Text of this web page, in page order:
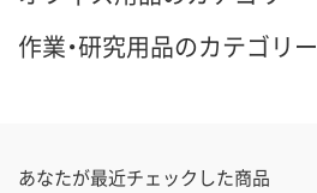
作業・研究用品のカテゴリー
あなたが最近チェックした商品